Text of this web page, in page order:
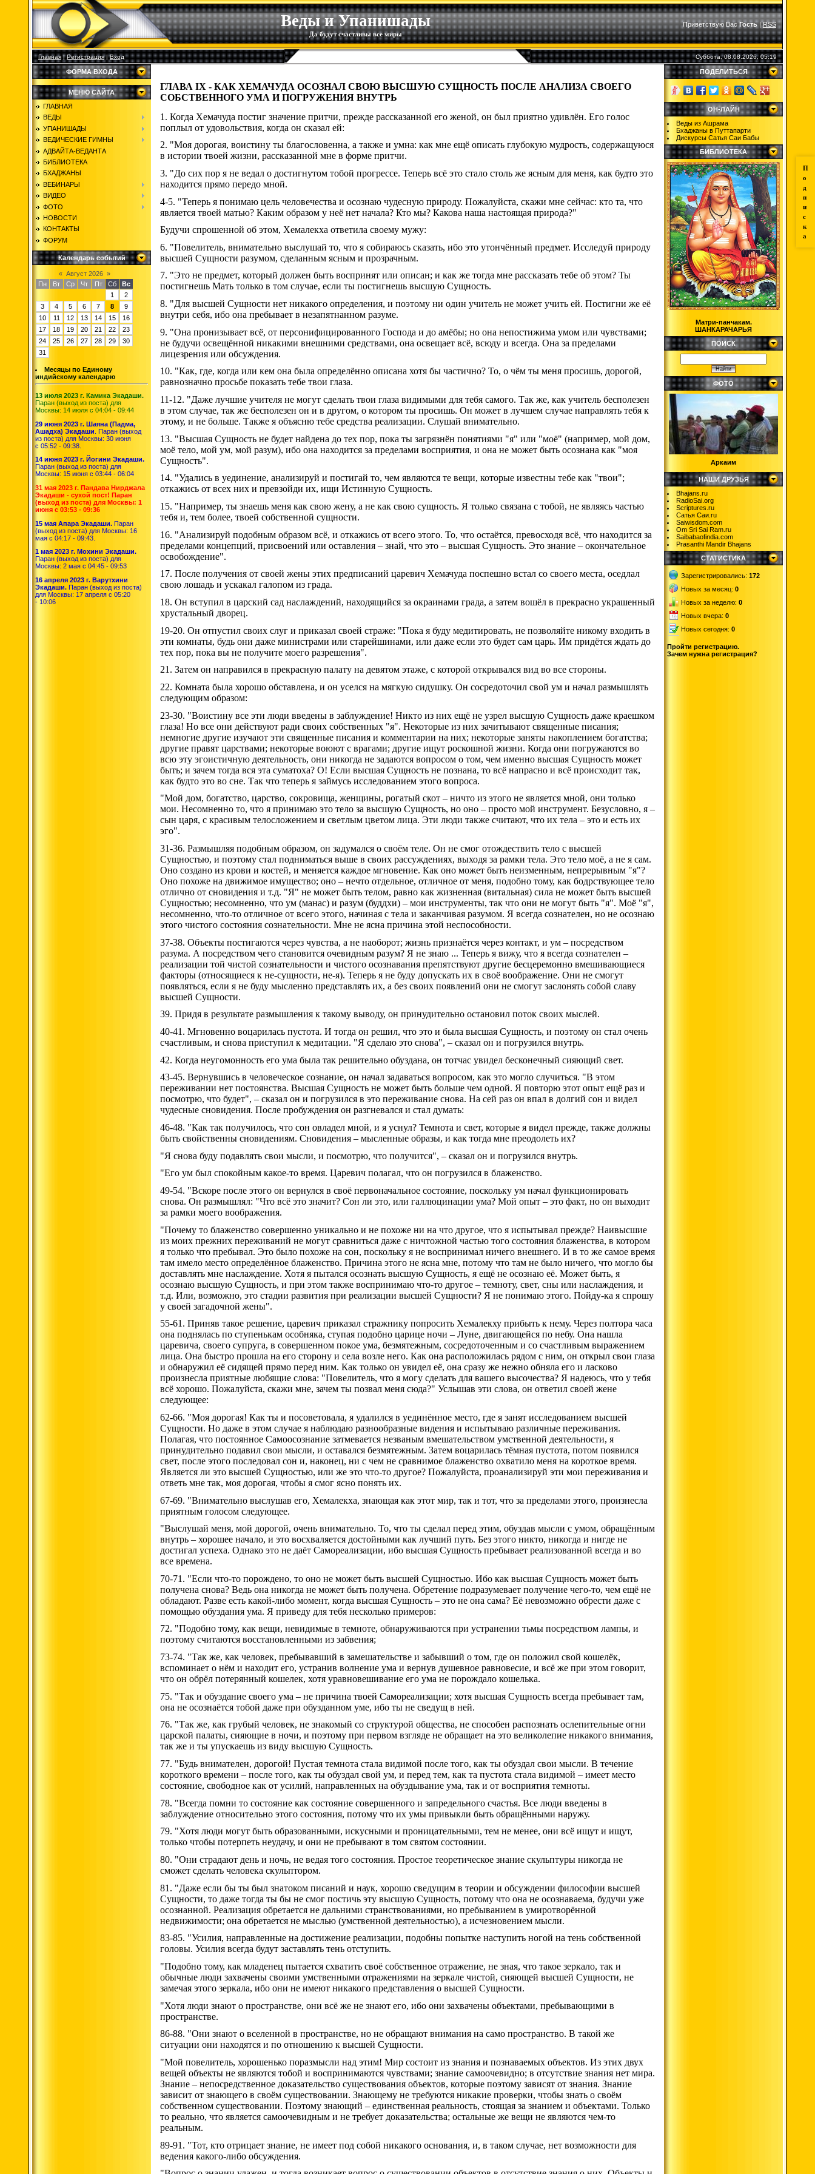
Веды и Упанишады
Да будут счастливы все миры
Приветствую Вас Гость|RSS
Главная|Регистрация|Вход Суббота, 08.08.2026, 05:19
П
о
д
п
и
с
к
а
ФОРМА ВХОДА
МЕНЮ САЙТА
ГЛАВНАЯ
ВЕДЫ
УПАНИШАДЫ
ВЕДИЧЕСКИЕ ГИМНЫ
АДВАЙТА-ВЕДАНТА
БИБЛИОТЕКА
БХАДЖАНЫ
ВЕБИНАРЫ
ВИДЕО
ФОТО
НОВОСТИ
КОНТАКТЫ
ФОРУМ
Календарь событий
« Август 2026 »
Пн
Вт Ср Чт Пт Сб
Вс
1
2
3
4 5 6 7 8
9
10
11 12 13 14 15
16
17
18 19 20 21 22
23
24
25 26 27 28 29
30
31
Месяцы по Единому
индийскому календарю
13 июля 2023 г. Камика Экадаши.
Паран (выход из поста) для
Москвы: 14 июля с 04:04 - 09:44
29 июня 2023 г. Шаяна (Падма,
Ашадха) Экадаши . Паран (выход
из поста) для Москвы: 30 июня
с 05:52 - 09:38.
14 июня 2023 г. Йогини Экадаши.
Паран (выход из поста) для
Москвы: 15 июня с 03:44 - 06:04
31 мая 2023 г. Пандава Нирджала
Экадаши - сухой пост! Паран
(выход из поста) для Москвы: 1
июня с 03:53 - 09:36
15 мая Апара Экадаши. Паран
(выход из поста) для Москвы: 16
мая с 04:17 - 09:43.
1 мая 2023 г. Мохини Экадаши.
Паран (выход из поста) для
Москвы: 2 мая с 04:45 - 09:53
16 апреля 2023 г. Варутхини
Экадаши. Паран (выход из поста)
для Москвы: 17 апреля с 05:20
- 10:06
ГЛАВА IX - КАК ХЕМАЧУДА ОСОЗНАЛ СВОЮ ВЫСШУЮ СУЩНОСТЬ ПОСЛЕ АНАЛИЗА СВОЕГО
СОБСТВЕННОГО УМА И ПОГРУЖЕНИЯ ВНУТРЬ
1. Когда Хемачуда постиг значение притчи, прежде рассказанной его женой, он был приятно удивлён. Его голос
поплыл от удовольствия, когда он сказал ей:
2. "Моя дорогая, воистину ты благословенна, а также и умна: как мне ещё описать глубокую мудрость, содержащуюся
в истории твоей жизни, рассказанной мне в форме притчи.
3. "До сих пор я не ведал о достигнутом тобой прогрессе. Теперь всё это стало столь же ясным для меня, как будто это
находится прямо передо мной.
4-5. "Теперь я понимаю цель человечества и осознаю чудесную природу. Пожалуйста, скажи мне сейчас: кто та, что
является твоей матью? Каким образом у неё нет начала? Кто мы? Какова наша настоящая природа?"
Будучи спрошенной об этом, Хемалекха ответила своему мужу:
6. "Повелитель, внимательно выслушай то, что я собираюсь сказать, ибо это утончённый предмет. Исследуй природу
высшей Сущности разумом, сделанным ясным и прозрачным.
7. "Это не предмет, который должен быть воспринят или описан; и как же тогда мне рассказать тебе об этом? Ты
постигнешь Мать только в том случае, если ты постигнешь высшую Сущность.
8. "Для высшей Сущности нет никакого определения, и поэтому ни один учитель не может учить ей. Постигни же её
внутри себя, ибо она пребывает в незапятнанном разуме.
9. "Она пронизывает всё, от персонифицированного Господа и до амёбы; но она непостижима умом или чувствами;
не будучи освещённой никакими внешними средствами, она освещает всё, всюду и всегда. Она за пределами
лицезрения или обсуждения.
10. "Как, где, когда или кем она была определённо описана хотя бы частично? То, о чём ты меня просишь, дорогой,
равнозначно просьбе показать тебе твои глаза.
11-12. "Даже лучшие учителя не могут сделать твои глаза видимыми для тебя самого. Так же, как учитель бесполезен
в этом случае, так же бесполезен он и в другом, о котором ты просишь. Он может в лучшем случае направлять тебя к
этому, и не больше. Также я объясню тебе средства реализации. Слушай внимательно.
13. "Высшая Сущность не будет найдена до тех пор, пока ты загрязнён понятиями "я" или "моё" (например, мой дом,
моё тело, мой ум, мой разум), ибо она находится за пределами восприятия, и она не может быть осознана как "моя
Сущность".
14. "Удались в уединение, анализируй и постигай то, чем являются те вещи, которые известны тебе как "твои";
откажись от всех них и превзойди их, ищи Истинную Сущность.
15. "Например, ты знаешь меня как свою жену, а не как свою сущность. Я только связана с тобой, не являясь частью
тебя и, тем более, твоей собственной сущности.
16. "Анализируй подобным образом всё, и откажись от всего этого. То, что остаётся, превосходя всё, что находится за
пределами концепций, присвоений или оставления – знай, что это – высшая Сущность. Это знание – окончательное
освобождение".
17. После получения от своей жены этих предписаний царевич Хемачуда поспешно встал со своего места, оседлал
свою лошадь и ускакал галопом из града.
18. Он вступил в царский сад наслаждений, находящийся за окраинами града, а затем вошёл в прекрасно украшенный
хрустальный дворец.
19-20. Он отпустил своих слуг и приказал своей страже: "Пока я буду медитировать, не позволяйте никому входить в
эти комнаты, будь они даже министрами или старейшинами, или даже если это будет сам царь. Им придётся ждать до
тех пор, пока вы не получите моего разрешения".
21. Затем он направился в прекрасную палату на девятом этаже, с которой открывался вид во все стороны.
22. Комната была хорошо обставлена, и он уселся на мягкую сидушку. Он сосредоточил свой ум и начал размышлять
следующим образом:
23-30. "Воистину все эти люди введены в заблуждение! Никто из них ещё не узрел высшую Сущность даже краешком
глаза! Но все они действуют ради своих собственных "я". Некоторые из них зачитывают священные писания;
немногие другие изучают эти священные писания и комментарии на них; некоторые заняты накоплением богатства;
другие правят царствами; некоторые воюют с врагами; другие ищут роскошной жизни. Когда они погружаются во
всю эту эгоистичную деятельность, они никогда не задаются вопросом о том, чем именно высшая Сущность может
быть; и зачем тогда вся эта суматоха? О! Если высшая Сущность не познана, то всё напрасно и всё происходит так,
как будто это во сне. Так что теперь я займусь исследованием этого вопроса.
"Мой дом, богатство, царство, сокровища, женщины, рогатый скот – ничто из этого не является мной, они только
мои. Несомненно то, что я принимаю это тело за высшую Сущность, но оно – просто мой инструмент. Безусловно, я –
сын царя, с красивым телосложением и светлым цветом лица. Эти люди также считают, что их тела – это и есть их
эго".
31-36. Размышляя подобным образом, он задумался о своём теле. Он не смог отождествить тело с высшей
Сущностью, и поэтому стал подниматься выше в своих рассуждениях, выходя за рамки тела. Это тело моё, а не я сам.
Оно создано из крови и костей, и меняется каждое мгновение. Как оно может быть неизменным, непрерывным "я"?
Оно похоже на движимое имущество; оно – нечто отдельное, отличное от меня, подобно тому, как бодрствующее тело
отлично от сновидения и т.д. "Я" не может быть телом, равно как жизненная (витальная) сила не может быть высшей
Сущностью; несомненно, что ум (манас) и разум (буддхи) – мои инструменты, так что они не могут быть "я". Моё "я",
несомненно, что-то отличное от всего этого, начиная с тела и заканчивая разумом. Я всегда сознателен, но не осознаю
этого чистого состояния сознательности. Мне не ясна причина этой неспособности.
37-38. Объекты постигаются через чувства, а не наоборот; жизнь признаётся через контакт, и ум – посредством
разума. А посредством чего становится очевидным разум? Я не знаю ... Теперь я вижу, что я всегда сознателен –
реализации той чистой сознательности и чистого осознавания препятствуют другие бесцеремонно вмешивающиеся
факторы (относящиеся к не-сущности, не-я). Теперь я не буду допускать их в своё воображение. Они не смогут
появляться, если я не буду мысленно представлять их, а без своих появлений они не смогут заслонять собой славу
высшей Сущности.
39. Придя в результате размышления к такому выводу, он принудительно остановил поток своих мыслей.
40-41. Мгновенно воцарилась пустота. И тогда он решил, что это и была высшая Сущность, и поэтому он стал очень
счастливым, и снова приступил к медитации. "Я сделаю это снова", – сказал он и погрузился внутрь.
42. Когда неугомонность его ума была так решительно обуздана, он тотчас увидел бесконечный сияющий свет.
43-45. Вернувшись в человеческое сознание, он начал задаваться вопросом, как это могло случиться. "В этом
переживании нет постоянства. Высшая Сущность не может быть больше чем одной. Я повторю этот опыт ещё раз и
посмотрю, что будет", – сказал он и погрузился в это переживание снова. На сей раз он впал в долгий сон и видел
чудесные сновидения. После пробуждения он разгневался и стал думать:
46-48. "Как так получилось, что сон овладел мной, и я уснул? Темнота и свет, которые я видел прежде, также должны
быть свойственны сновидениям. Сновидения – мысленные образы, и как тогда мне преодолеть их?
"Я снова буду подавлять свои мысли, и посмотрю, что получится", – сказал он и погрузился внутрь.
"Его ум был спокойным какое-то время. Царевич полагал, что он погрузился в блаженство.
49-54. "Вскоре после этого он вернулся в своё первоначальное состояние, поскольку ум начал функционировать
снова. Он размышлял: "Что всё это значит? Сон ли это, или галлюцинации ума? Мой опыт – это факт, но он выходит
за рамки моего воображения.
"Почему то блаженство совершенно уникально и не похоже ни на что другое, что я испытывал прежде? Наивысшие
из моих прежних переживаний не могут сравниться даже с ничтожной частью того состояния блаженства, в котором
я только что пребывал. Это было похоже на сон, поскольку я не воспринимал ничего внешнего. И в то же самое время
там имело место определённое блаженство. Причина этого не ясна мне, потому что там не было ничего, что могло бы
доставлять мне наслаждение. Хотя я пытался осознать высшую Сущность, я ещё не осознаю её. Может быть, я
осознаю высшую Сущность, и при этом также воспринимаю что-то другое – темноту, свет, сны или наслаждения, и
т.д. Или, возможно, это стадии развития при реализации высшей Сущности? Я не понимаю этого. Пойду-ка я спрошу
у своей загадочной жены".
55-61. Приняв такое решение, царевич приказал стражнику попросить Хемалекху прибыть к нему. Через полтора часа
она поднялась по ступенькам особняка, ступая подобно царице ночи – Луне, двигающейся по небу. Она нашла
царевича, своего супруга, в совершенном покое ума, безмятежным, сосредоточенным и со счастливым выражением
лица. Она быстро прошла на его сторону и села возле него. Как она расположилась рядом с ним, он открыл свои глаза
и обнаружил её сидящей прямо перед ним. Как только он увидел её, она сразу же нежно обняла его и ласково
произнесла приятные любящие слова: "Повелитель, что я могу сделать для вашего высочества? Я надеюсь, что у тебя
всё хорошо. Пожалуйста, скажи мне, зачем ты позвал меня сюда?" Услышав эти слова, он ответил своей жене
следующее:
62-66. "Моя дорогая! Как ты и посоветовала, я удалился в уединённое место, где я занят исследованием высшей
Сущности. Но даже в этом случае я наблюдаю разнообразные видения и испытываю различные переживания.
Полагая, что постоянное Самоосознание затмевается незваным вмешательством умственной деятельности, я
принудительно подавил свои мысли, и оставался безмятежным. Затем воцарилась тёмная пустота, потом появился
свет, после этого последовал сон и, наконец, ни с чем не сравнимое блаженство охватило меня на короткое время.
Является ли это высшей Сущностью, или же это что-то другое? Пожалуйста, проанализируй эти мои переживания и
ответь мне так, моя дорогая, чтобы я смог ясно понять их.
67-69. "Внимательно выслушав его, Хемалекха, знающая как этот мир, так и тот, что за пределами этого, произнесла
приятным голосом следующее.
"Выслушай меня, мой дорогой, очень внимательно. То, что ты сделал перед этим, обуздав мысли с умом, обращённым
внутрь – хорошее начало, и это восхваляется достойными как лучший путь. Без этого никто, никогда и нигде не
достигал успеха. Однако это не даёт Самореализации, ибо высшая Сущность пребывает реализованной всегда и во
все времена.
70-71. "Если что-то порождено, то оно не может быть высшей Сущностью. Ибо как высшая Сущность может быть
получена снова? Ведь она никогда не может быть получена. Обретение подразумевает получение чего-то, чем ещё не
обладают. Разве есть какой-либо момент, когда высшая Сущность – это не она сама? Её невозможно обрести даже с
помощью обуздания ума. Я приведу для тебя несколько примеров:
72. "Подобно тому, как вещи, невидимые в темноте, обнаруживаются при устранении тьмы посредством лампы, и
поэтому считаются восстановленными из забвения;
73-74. "Так же, как человек, пребывавший в замешательстве и забывший о том, где он положил свой кошелёк,
вспоминает о нём и находит его, устранив волнение ума и вернув душевное равновесие, и всё же при этом говорит,
что он обрёл потерянный кошелек, хотя уравновешивание его ума не порождало кошелька.
75. "Так и обуздание своего ума – не причина твоей Самореализации; хотя высшая Сущность всегда пребывает там,
она не осознаётся тобой даже при обузданном уме, ибо ты не сведущ в ней.
76. "Так же, как грубый человек, не знакомый со структурой общества, не способен распознать ослепительные огни
царской палаты, сияющие в ночи, и поэтому при первом взгляде не обращает на это великолепие никакого внимания,
так же и ты упускаешь из виду высшую Сущность.
77. "Будь внимателен, дорогой! Пустая темнота стала видимой после того, как ты обуздал свои мысли. В течение
короткого времени – после того, как ты обуздал свой ум, и перед тем, как та пустота стала видимой – имеет место
состояние, свободное как от усилий, направленных на обуздывание ума, так и от восприятия темноты.
78. "Всегда помни то состояние как состояние совершенного и запредельного счастья. Все люди введены в
заблуждение относительно этого состояния, потому что их умы привыкли быть обращёнными наружу.
79. "Хотя люди могут быть образованными, искусными и проницательными, тем не менее, они всё ищут и ищут,
только чтобы потерпеть неудачу, и они не пребывают в том святом состоянии.
80. "Они страдают день и ночь, не ведая того состояния. Простое теоретическое знание скульптуры никогда не
сможет сделать человека скульптором.
81. "Даже если бы ты был знатоком писаний и наук, хорошо сведущим в теории и обсуждении философии высшей
Сущности, то даже тогда ты бы не смог постичь эту высшую Сущность, потому что она не осознаваема, будучи уже
осознанной. Реализация обретается не дальними странствованиями, но пребыванием в умиротворённой
недвижимости; она обретается не мыслью (умственной деятельностью), а исчезновением мысли.
83-85. "Усилия, направленные на достижение реализации, подобны попытке наступить ногой на тень собственной
головы. Усилия всегда будут заставлять тень отступить.
"Подобно тому, как младенец пытается схватить своё собственное отражение, не зная, что такое зеркало, так и
обычные люди захвачены своими умственными отражениями на зеркале чистой, сияющей высшей Сущности, не
замечая этого зеркала, ибо они не имеют никакого представления о высшей Сущности.
"Хотя люди знают о пространстве, они всё же не знают его, ибо они захвачены объектами, пребывающими в
пространстве.
86-88. "Они знают о вселенной в пространстве, но не обращают внимания на само пространство. В такой же
ситуации они находятся и по отношению к высшей Сущности.
"Мой повелитель, хорошенько поразмысли над этим! Мир состоит из знания и познаваемых объектов. Из этих двух
вещей объекты не являются тобой и воспринимаются чувствами; знание самоочевидно; в отсутствие знания нет мира.
Знание – непосредственное доказательство существования объектов, которые поэтому зависят от знания. Знание
зависит от знающего в своём существовании. Знающему не требуются никакие проверки, чтобы знать о своём
собственном существовании. Поэтому знающий – единственная реальность, стоящая за знанием и объектами. Только
то реально, что является самоочевидным и не требует доказательства; остальные же вещи не являются чем-то
реальным.
89-91. "Тот, кто отрицает знание, не имеет под собой никакого основания, и, в таком случае, нет возможности для
ведения какого-либо обсуждения.
ПОДЕЛИТЬСЯ
ОН-ЛАЙН
Веды из Ашрама
Бхаджаны в Путтапарти
Дискурсы Сатья Саи Бабы
БИБЛИОТЕКА
Матри-панчакам.
ШАНКАРАЧАРЬЯ
ПОИСК
ФОТО
Аркаим
НАШИ ДРУЗЬЯ
Bhajans.ru
RadioSai.org
Scriptures.ru
Сатья Саи.ru
Saiwisdom.com
Om Sri Sai Ram.ru
Saibabaofindia.com
Prasanthi Mandir Bhajans
СТАТИСТИКА
Зарегистрировались: 172
Новых за месяц: 0
Новых за неделю: 0
Новых вчера: 0
Новых сегодня: 0
Пройти регистрацию.
Зачем нужна регистрация?